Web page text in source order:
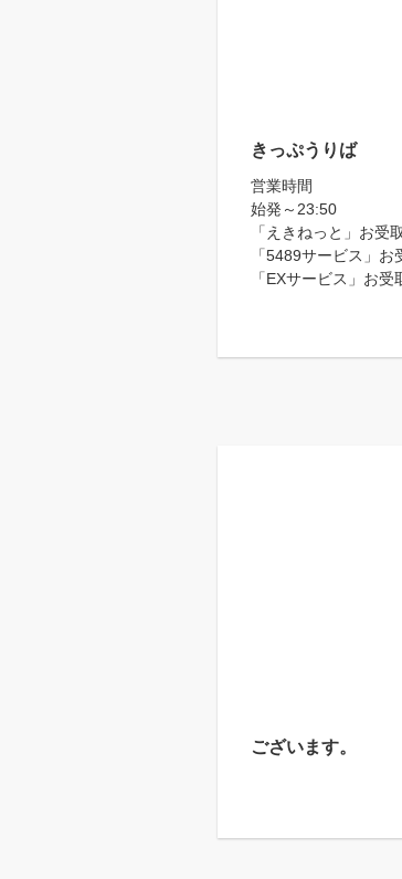
きっぷうりば
営業時間
始発～23:50
「えきねっと」お受
「5489サービス」
「EXサービス」お受
ございます。